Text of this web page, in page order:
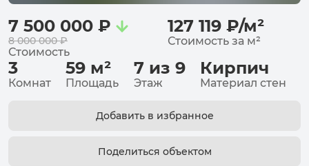
7 500 000 ₽
8 000 000 ₽
Стоимость
127 119 ₽/м²
Стоимость за м²
3
Комнат
59 м²
Площадь
7 из 9
Этаж
Кирпич
Материал стен
Добавить в избранное
Поделиться объектом